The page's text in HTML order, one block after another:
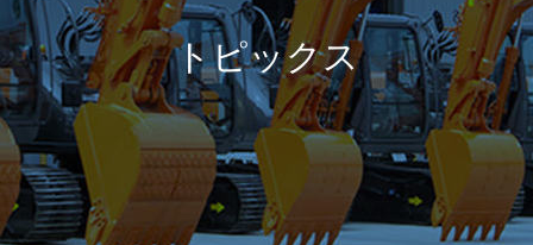
トピックス